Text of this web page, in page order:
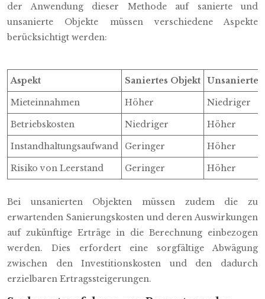
der Anwendung dieser Methode auf sanierte und
unsanierte Objekte müssen verschiedene Aspekte
berücksichtigt werden:
Aspekt Saniertes Objekt Unsaniertes
Mieteinnahmen Höher Niedriger
Betriebskosten Niedriger Höher
Instandhaltungsaufwand Geringer Höher
Risiko von Leerstand Geringer Höher
Bei unsanierten Objekten müssen zudem die zu
erwartenden Sanierungskosten und deren Auswirkungen
auf zukünftige Erträge in die Berechnung einbezogen
werden. Dies erfordert eine sorgfältige Abwägung
zwischen den Investitionskosten und den dadurch
erzielbaren Ertragssteigerungen.